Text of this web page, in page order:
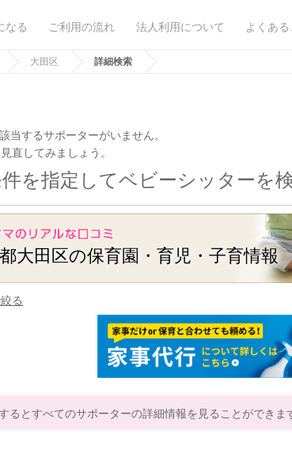
なる ご利用の流れ 法人利用について よくあ
大田区 詳細検索
該当するサポーターがいません。
直してみましょう。
を指定してベビーシッターを
大田区の保育園・育児・子育情報
る
るとすべてのサポーターの詳細情報を見ることができま